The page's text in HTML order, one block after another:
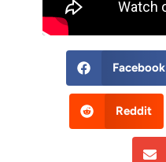
Facebook
Reddit